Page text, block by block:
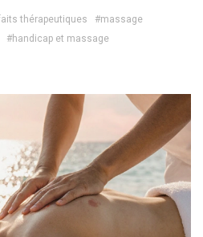
thérapeutiques
#massage
#handicap et massage